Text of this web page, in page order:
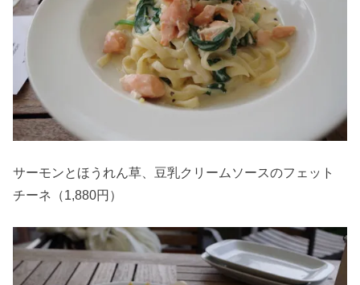
サーモンとほうれん草、豆乳クリームソースのフェット
チーネ（1,880円）